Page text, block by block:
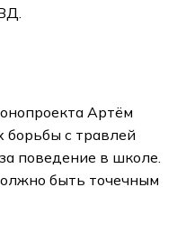
Артём
борьбы с травлей
поведение в школе.
быть точечным